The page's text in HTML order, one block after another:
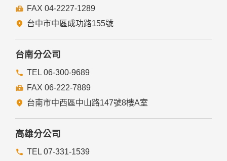
FAX 04-2227-1289
台中市中區成功路155號
台南分公司
TEL 06-300-9689
FAX 06-222-7889
台南市中西區中山路147號8樓A室
高雄分公司
TEL 07-331-1539